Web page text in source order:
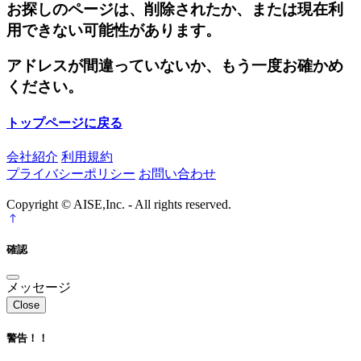
お探しのページは、削除されたか、または現在利
用できない可能性があります。
アドレスが間違っていないか、もう一度お確かめ
ください。
トップページに戻る
会社紹介 利用規約
プライバシーポリシー お問い合わせ
Copyright © AISE,Inc. - All rights reserved.
確認
メッセージ
Close
警告！！